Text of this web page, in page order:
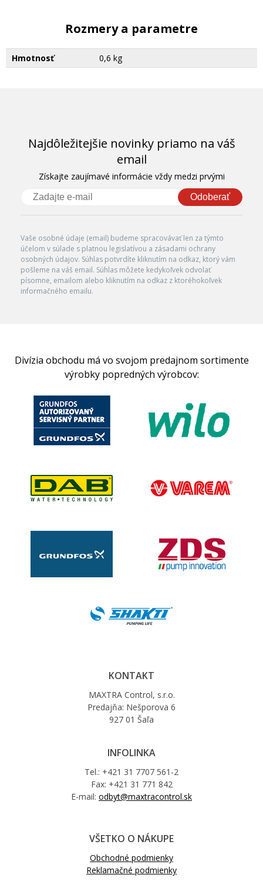
Rozmery a parametre
Hmotnosť 0,6 kg
Najdôležitejšie novinky priamo na váš
email
Získajte zaujímavé informácie vždy medzi prvými
Odoberať
Vaše osobné údaje (email) budeme spracovávať len za týmto
účelom v súlade s platnou legislatívou a zásadami ochrany
osobných údajov. Súhlas potvrdíte kliknutím na odkaz, ktorý vám
pošleme na váš email. Súhlas môžete kedykoľvek odvolať
písomne, emailom alebo kliknutím na odkaz z ktoréhokoľvek
informačného emailu.
Divízia obchodu má vo svojom predajnom sortimente
výrobky popredných výrobcov:
KONTAKT
MAXTRA Control, s.r.o.
Predajňa: Nešporova 6
927 01 Šaľa
INFOLINKA
Tel.: +421 31 7707 561-2
Fax: +421 31 771 842
E-mail: odbyt@maxtracontrol.sk
VŠETKO O NÁKUPE
Obchodné podmienky
Reklamačné podmienky